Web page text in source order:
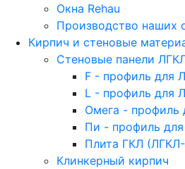
Окна Rehau
Производство наших
Кирпич и стеновые
Стеновые панели
F - профиль для
L - профиль для
Омега - профиль
Пи - профиль
Плита ГКЛ
Клинкерный кирпич